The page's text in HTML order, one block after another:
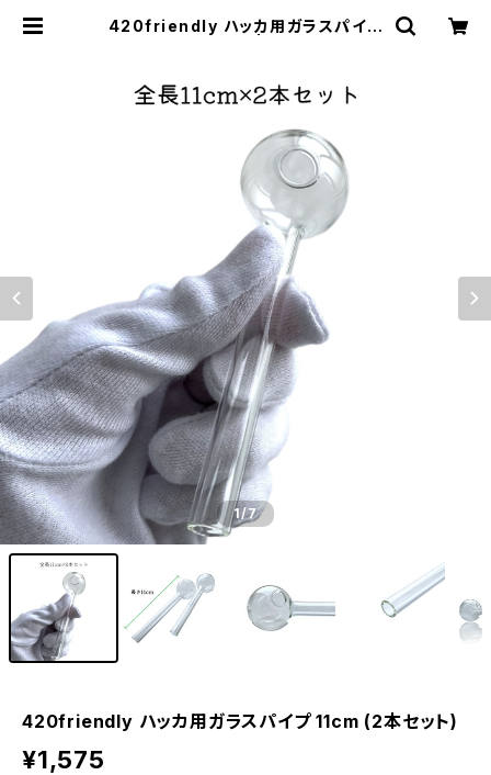
420friendly ハッカ用ガラスパイプ
1/7
420friendly ハッカ用ガラスパイプ 11cm (2本セット)
¥1,575